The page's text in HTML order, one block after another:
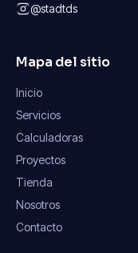
@stadtds
Mapa del sitio
Inicio
Servicios
Calculadoras
Proyectos
Tienda
Nosotros
Contacto